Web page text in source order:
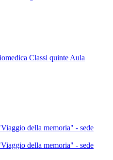
Classi quinte Aula
della memoria" - sede
della memoria" - sede